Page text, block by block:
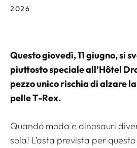
2026
Questo giovedì, 11 giugno, si
piuttosto speciale all’Hôtel
pezzo unico rischia di alzare
pelle T-Rex.
Quando moda e dinosauri
sola! L’asta prevista per